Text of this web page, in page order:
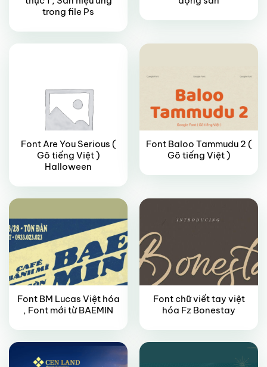
trong file Ps
VIP
Font Are You Serious (
Gõ tiếng Việt )
Halloween
Font Baloo Tammudu 2 (
Gõ tiếng Việt )
FREE
Font BM Lucas Việt hóa
, Font mới từ BAEMIN
FREE
Font chữ viết tay việt
hóa Fz Bonestay
VIP VIP